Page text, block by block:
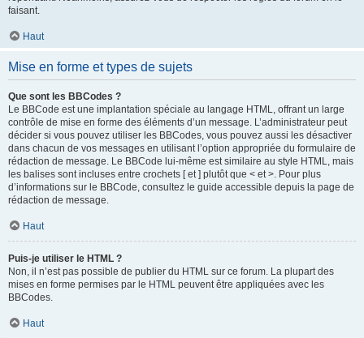
faisant.
Haut
Mise en forme et types de sujets
Que sont les BBCodes ?
Le BBCode est une implantation spéciale au langage HTML, offrant un large
contrôle de mise en forme des éléments d’un message. L’administrateur peut
décider si vous pouvez utiliser les BBCodes, vous pouvez aussi les désactiver
dans chacun de vos messages en utilisant l’option appropriée du formulaire de
rédaction de message. Le BBCode lui-même est similaire au style HTML, mais
les balises sont incluses entre crochets [ et ] plutôt que < et >. Pour plus
d’informations sur le BBCode, consultez le guide accessible depuis la page de
rédaction de message.
Haut
Puis-je utiliser le HTML ?
Non, il n’est pas possible de publier du HTML sur ce forum. La plupart des
mises en forme permises par le HTML peuvent être appliquées avec les
BBCodes.
Haut